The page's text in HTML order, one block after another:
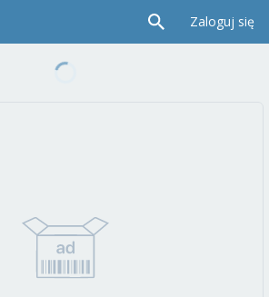
Zaloguj się